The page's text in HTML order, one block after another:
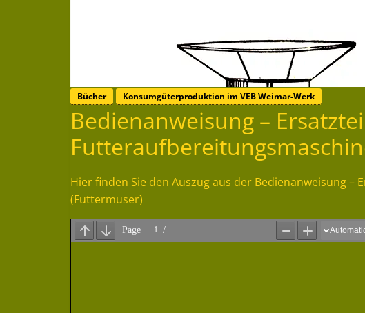
Bücher Konsumgüterproduktion im VEB Weimar-Werk
Bedienanweisung –
Hier finden Sie den Auszug aus der Bedienanweisung
(Futtermuser)